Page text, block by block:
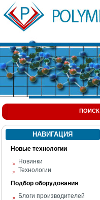
ПОИСК
НАВИГАЦИЯ
Новые технологии
Новинки
Технологии
Подбор оборудования
Блоги производителей